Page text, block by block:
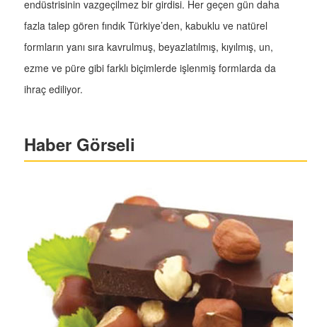
endüstrisinin vazgeçilmez bir girdisi. Her geçen gün daha
fazla talep gören fındık Türkiye’den, kabuklu ve natürel
formların yanı sıra kavrulmuş, beyazlatılmış, kıyılmış, un,
ezme ve püre gibi farklı biçimlerde işlenmiş formlarda da
ihraç ediliyor.
Haber Görseli